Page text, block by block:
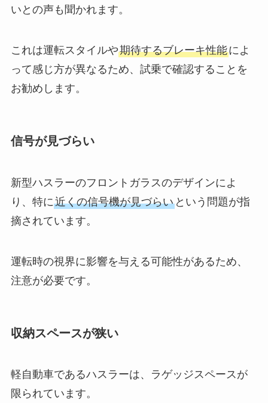
いとの声も聞かれます。
これは運転スタイルや期待するブレーキ性能によ
って感じ方が異なるため、試乗で確認することを
お勧めします。
信号が見づらい
新型ハスラーのフロントガラスのデザインによ
り、特に近くの信号機が見づらいという問題が指
摘されています。
運転時の視界に影響を与える可能性があるため、
注意が必要です。
収納スペースが狭い
軽自動車であるハスラーは、ラゲッジスペースが
限られています。